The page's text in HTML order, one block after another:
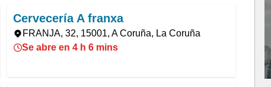
Cervecería A franxa
FRANJA, 32, 15001, A Coruña, La Coruña
Se abre en 4 h 6 mins